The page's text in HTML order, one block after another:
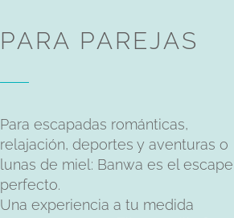
PARA PAREJAS
Para escapadas románticas,
relajación, deportes y aventuras o
lunas de miel: Banwa es el escape
perfecto.
Una experiencia a tu medida